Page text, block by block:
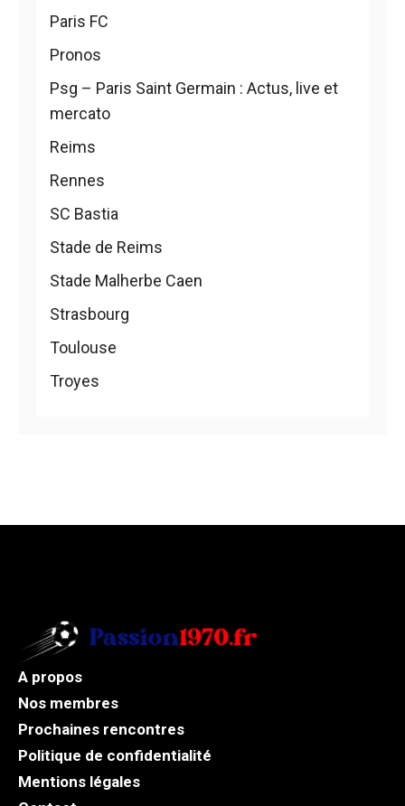
Paris FC
Pronos
Psg – Paris Saint Germain : Actus, live et
mercato
Reims
Rennes
SC Bastia
Stade de Reims
Stade Malherbe Caen
Strasbourg
Toulouse
Troyes
A propos
Nos membres
Prochaines rencontres
Politique de confidentialité
Mentions légales